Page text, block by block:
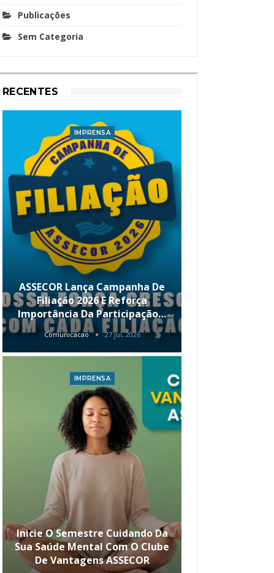
Publicações
Sem Categoria
RECENTES
IMPRENSA
ASSECOR Lança Campanha De
Filiação 2026 E Reforça
Importância Da Participação…
Comunicacao 27 jul, 2026
IMPRENSA
Inicie O Semestre Cuidando Da
Sua Saúde Mental Com O Clube
De Vantagens ASSECOR